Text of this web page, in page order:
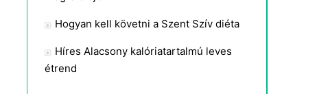
Hogyan kell követni a Szent Szív diéta
Híres Alacsony kalóriatartalmú leves
étrend